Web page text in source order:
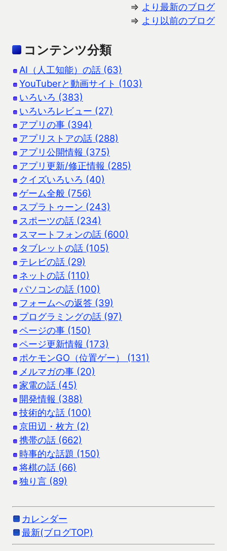
⇒ より最新のブログ
⇒ より以前のブログ
コンテンツ分類
AI（人工知能）の話 (63)
YouTuberと動画サイト (103)
いろいろ (383)
いろいろレビュー (27)
アプリの事 (394)
アプリストアの話 (288)
アプリ公開情報 (375)
アプリ更新/修正情報 (285)
クイズいろいろ (40)
ゲーム全般 (756)
スプラトゥーン (243)
スポーツの話 (234)
スマートフォンの話 (600)
タブレットの話 (105)
テレビの話 (29)
ネットの話 (110)
パソコンの話 (100)
フォームへの返答 (39)
プログラミングの話 (97)
ページの事 (150)
ページ更新情報 (173)
ポケモンGO（位置ゲー） (131)
メルマガの事 (20)
家電の話 (45)
開発情報 (388)
技術的な話 (100)
京田辺・枚方 (2)
携帯の話 (662)
時事的な話題 (150)
将棋の話 (66)
独り言 (89)
カレンダー
最新(ブログTOP)